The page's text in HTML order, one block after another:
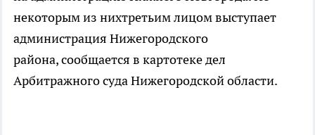
некоторым из нихтретьим лицом выступает
администрация Нижегородского
района, сообщается в картотеке дел
Арбитражного суда Нижегородской области.